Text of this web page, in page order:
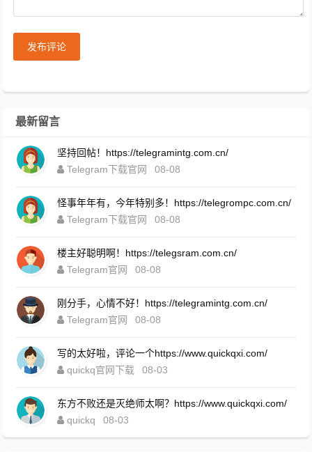
发布评论
最新留言
坚持回帖！https://telegramintg.com.cn/
Telegram下载官网
08-08
怪事年年有，今年特别多！https://telegrompc.com.cn/
Telegram下载官网
08-08
楼主好聪明啊！https://telegsram.com.cn/
Telegram官网
08-08
刚分手，心情不好！https://telegramintg.com.cn/
Telegram官网
08-08
写的太好啦，评论一个https://www.quickqxi.com/
quickq官网下载
08-03
东方不败还是灭绝师太啊？https://www.quickqxi.com/
quickq
08-03